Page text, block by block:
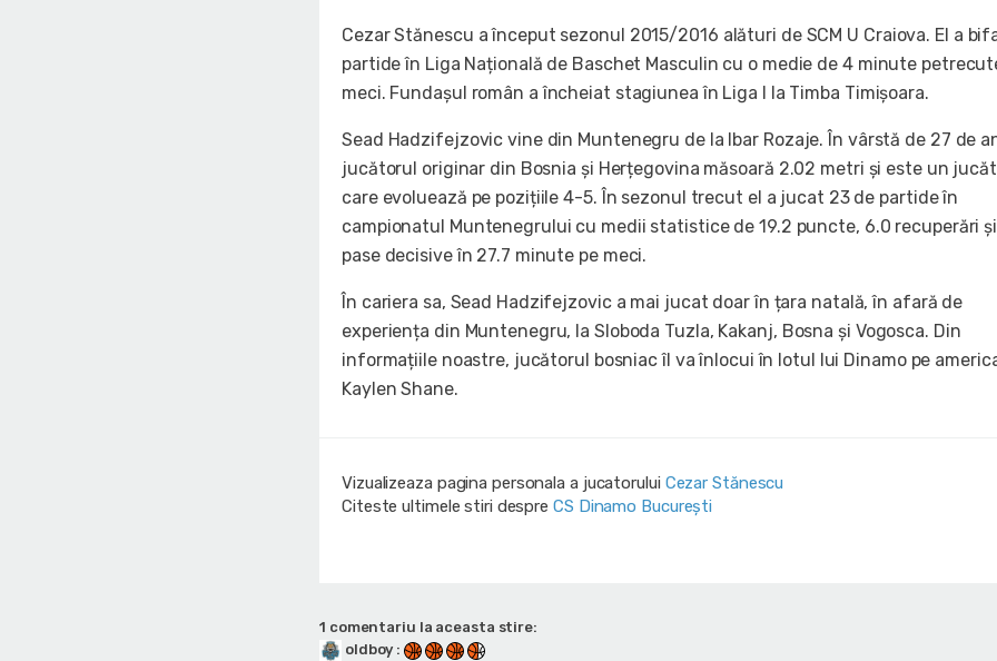
Cezar Stănescu a început sezonul 2015/2016 alături de SCM U Craiova. El a
partide în Liga Națională de Baschet Masculin cu o medie de 4 minute
meci. Fundașul român a încheiat stagiunea în Liga I la Timba Timișoara.
Sead Hadzifejzovic vine din Muntenegru de la Ibar Rozaje. În vârstă de 27 de
jucătorul originar din Bosnia și Herțegovina măsoară 2.02 metri și este un
care evoluează pe pozițiile 4-5. În sezonul trecut el a jucat 23 de partide în
campionatul Muntenegrului cu medii statistice de 19.2 puncte, 6.0 recuperări
pase decisive în 27.7 minute pe meci.
În cariera sa, Sead Hadzifejzovic a mai jucat doar în țara natală, în afară de
experiența din Muntenegru, la Sloboda Tuzla, Kakanj, Bosna și Vogosca. Din
informațiile noastre, jucătorul bosniac îl va înlocui în lotul lui Dinamo pe
Kaylen Shane.
Vizualizeaza pagina personala a jucatorului Cezar Stănescu
Citeste ultimele stiri despre CS Dinamo Bucureşti
1 comentariu la aceasta stire:
oldboy :